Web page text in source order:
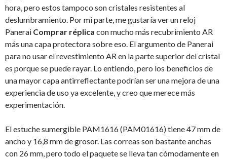
hora, pero estos tampoco son cristales resistentes al
deslumbramiento. Por mi parte, me gustaría ver un reloj
Panerai Comprar réplica con mucho más recubrimiento AR
más una capa protectora sobre eso. El argumento de Panerai
para no usar el revestimiento AR en la parte superior del cristal
es porque se puede rayar. Lo entiendo, pero los beneficios de
una mayor capa antirreflectante podrían ser una mejora de una
experiencia de uso ya excelente, y creo que merece más
experimentación.
El estuche sumergible PAM1616 (PAM01616) tiene 47 mm de
ancho y 16,8 mm de grosor. Las correas son bastante anchas
con 26 mm, pero todo el paquete se lleva tan cómodamente en